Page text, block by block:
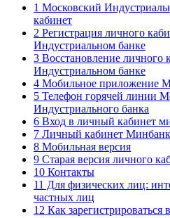
1 Московский
кабинет
2 Регистрация личного
Индустриальном банке
3 Восстановление личного
Индустриальном банке
4 Мобильное приложение
5 Телефон горячей линии
Индустриального банка
6 Вход в личный кабинет
7 Личный кабинет
8 Мобильная версия
9 Старая версия личного
10 Контакты
11 Для физических лиц:
частных лиц
12 Как зарегистрироваться